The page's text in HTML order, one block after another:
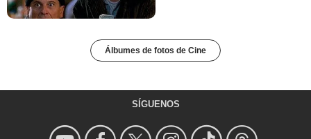
Álbumes de fotos de Cine
SÍGUENOS